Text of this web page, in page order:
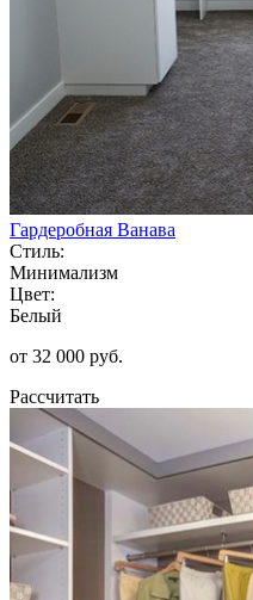
Гардеробная Ванава
Стиль:
Минимализм
Цвет:
Белый
от 32 000 руб.
Рассчитать